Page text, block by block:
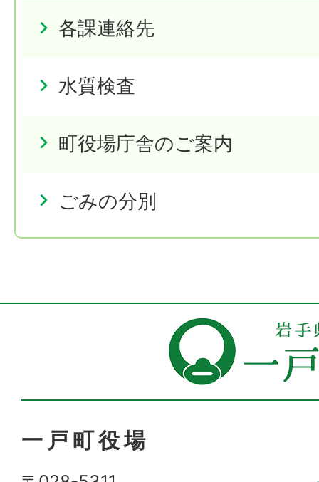
各課連絡先
水質検査
町役場庁舎のご案内
ごみの分別
一戸町役場